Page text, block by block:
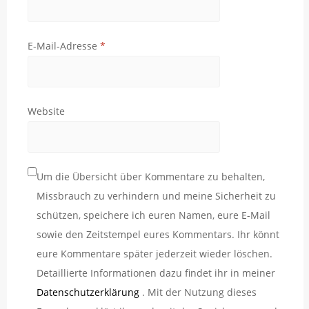
E-Mail-Adresse *
Website
Um die Übersicht über Kommentare zu behalten,
Missbrauch zu verhindern und meine Sicherheit zu
schützen, speichere ich euren Namen, eure E-Mail
sowie den Zeitstempel eures Kommentars. Ihr könnt
eure Kommentare später jederzeit wieder löschen.
Detaillierte Informationen dazu findet ihr in meiner
Datenschutzerklärung . Mit der Nutzung dieses